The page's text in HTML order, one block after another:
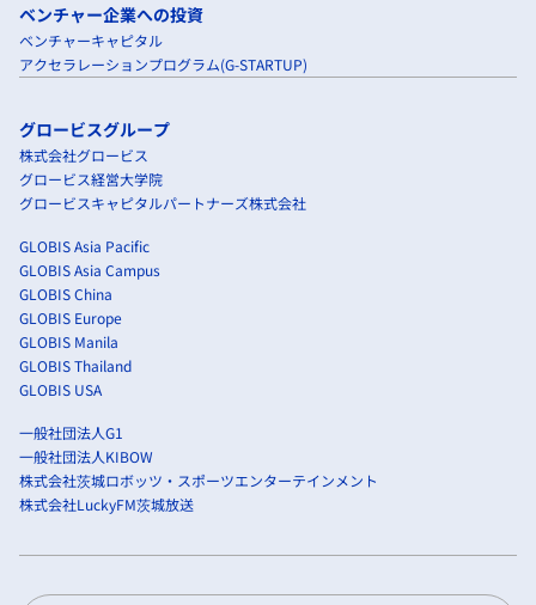
ベンチャー企業への投資
ベンチャーキャピタル
アクセラレーションプログラム(G-STARTUP)
グロービスグループ
株式会社グロービス
グロービス経営大学院
グロービスキャピタルパートナーズ株式会社
GLOBIS Asia Pacific
GLOBIS Asia Campus
GLOBIS China
GLOBIS Europe
GLOBIS Manila
GLOBIS Thailand
GLOBIS USA
一般社団法人G1
一般社団法人KIBOW
株式会社茨城ロボッツ・スポーツエンターテインメント
株式会社LuckyFM茨城放送